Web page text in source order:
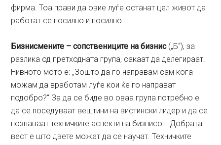
фирма. Тоа прави да овие луѓе останат цел живот да
работат се посилно и посилно.
Бизнисмените – сопствениците на бизнис(„Б“), за
разлика од претходната група, сакаат да делегираат.
Нивното мото е: „Зошто да го направам сам кога
можам да вработам луѓе кои ќе го направат
подобро?“ За да се биде во оваа група потребно е
да се поседуваат вештини на вистински лидер и да се
познаваат техничките аспекти на бизнисот. Добрата
вест е што двете можат да се научат. Техничките